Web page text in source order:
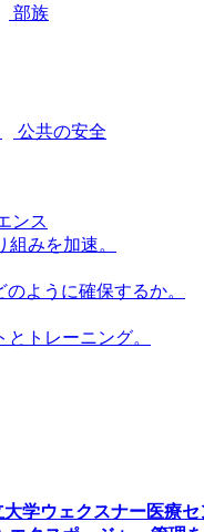
部族
公共の安全
ンス
みを加速。
ように確保するか。
トレーニング。
学ウェクスナー医療セ